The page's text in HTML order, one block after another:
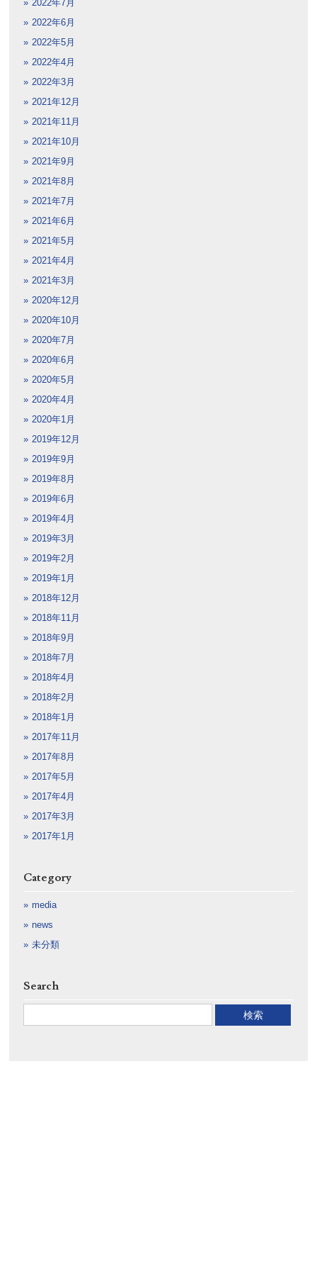
2022年7月
2022年6月
2022年5月
2022年4月
2022年3月
2021年12月
2021年11月
2021年10月
2021年9月
2021年8月
2021年7月
2021年6月
2021年5月
2021年4月
2021年3月
2020年12月
2020年10月
2020年7月
2020年6月
2020年5月
2020年4月
2020年1月
2019年12月
2019年9月
2019年8月
2019年6月
2019年4月
2019年3月
2019年2月
2019年1月
2018年12月
2018年11月
2018年9月
2018年7月
2018年4月
2018年2月
2018年1月
2017年11月
2017年8月
2017年5月
2017年4月
2017年3月
2017年1月
Category
media
news
未分類
Search